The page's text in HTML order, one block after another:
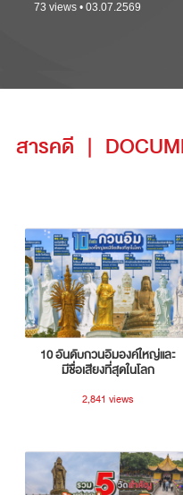
73 views • 03.07.2569
สารคดี |
10 อันดับกวนอิมองค์ใหญ่และ
มีชื่อเสียงที่สุดในโลก
2,841 views